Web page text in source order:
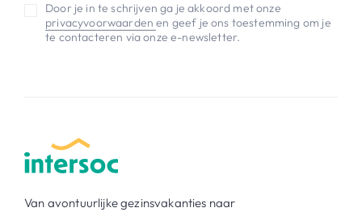
Door je in te schrijven ga je akkoord met onze
privacyvoorwaardenen geef je ons toestemming om je
te contacteren via onze e-newsletter.
Van avontuurlijke gezinsvakanties naar